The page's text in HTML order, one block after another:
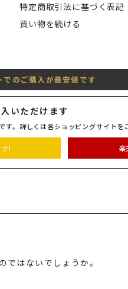
特定商取引法に基づく表記
買い物を続ける
のご購入が最安値です
いただけます
。詳しくは各ショッピングサイトを
! 楽
はないでしょうか。